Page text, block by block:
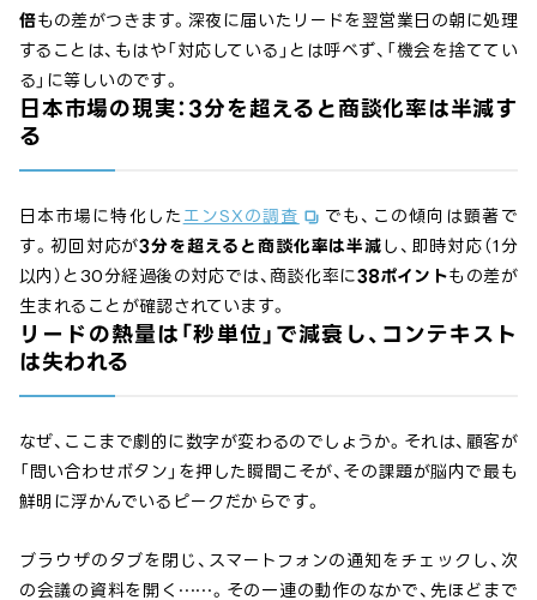
倍もの差がつきます。深夜に届いたリードを翌営業日の朝に処理
することは、もはや「対応している」とは呼べず、「機会を捨ててい
る」に等しいのです。
日本市場の現実：3分を超えると商談化率は半減す
る
日本市場に特化した エンSXの調査
でも、この傾向は顕著で
す。初回対応が3分を超えると商談化率は半減 し、即時対応（1分
以内）と30分経過後の対応では、商談化率に 38ポイントもの差が
生まれることが確認されています。
リードの熱量は「秒単位」で減衰し、コンテキスト
は失われる
なぜ、ここまで劇的に数字が変わるのでしょうか。それは、顧客が
「問い合わせボタン」を押した瞬間こそが、その課題が脳内で最も
鮮明に浮かんでいるピークだからです。
ブラウザのタブを閉じ、スマートフォンの通知をチェックし、次
の会議の資料を開く……。その一連の動作のなかで、先ほどまで